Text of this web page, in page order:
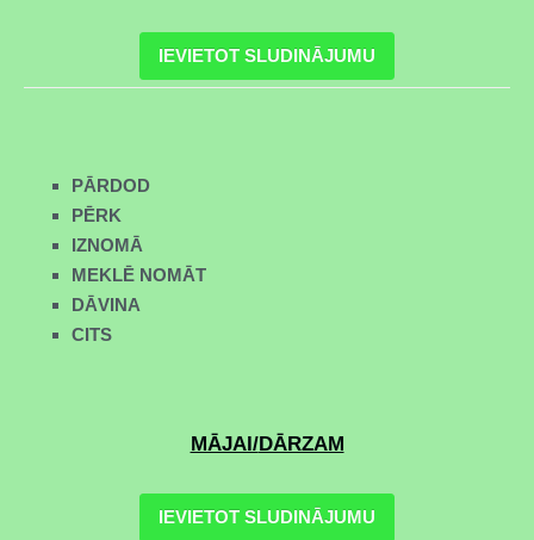
IEVIETOT SLUDINĀJUMU
PĀRDOD
PĒRK
IZNOMĀ
MEKLĒ NOMĀT
DĀVINA
CITS
MĀJAI/DĀRZAM
IEVIETOT SLUDINĀJUMU